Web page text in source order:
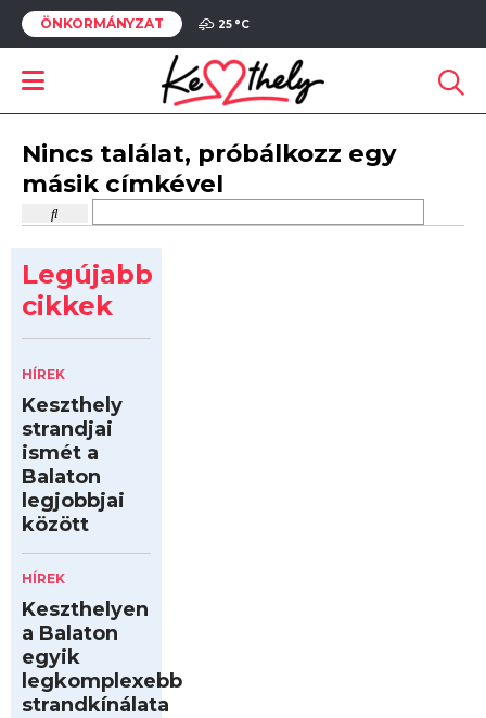
ÖNKORMÁNYZAT 25 °C
Nincs találat, próbálkozz egy
másik címkével
Legújabb
cikkek
HÍREK
Keszthely
strandjai
ismét a
Balaton
legjobbjai
között
HÍREK
Keszthelyen
a Balaton
egyik
legkomplexebb
strandkínálata